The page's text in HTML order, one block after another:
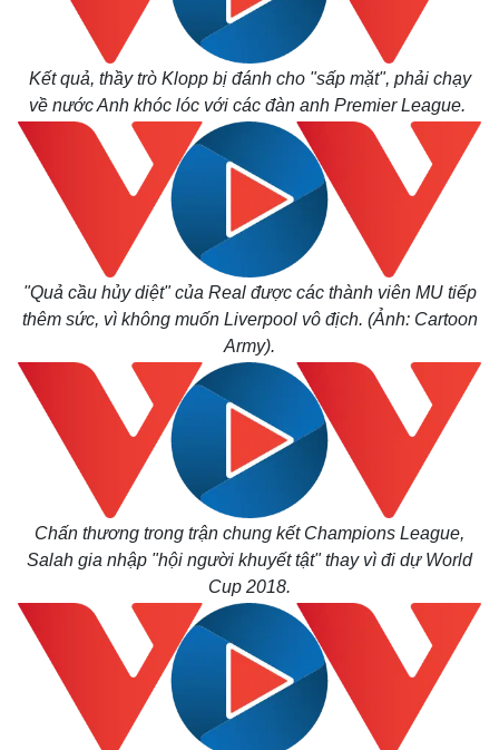
Thế giới
Quan sát
Cuộc sống đó đây
Hồ sơ
Multimedia
Video
Ảnh
E-Magazine
Infographic
Kết quả, thầy trò Klopp bị đánh cho "sấp mặt", phải chạy
về nước Anh khóc lóc với các đàn anh Premier League.
"Quả cầu hủy diệt" của Real được các thành viên MU tiếp
thêm sức, vì không muốn Liverpool vô địch. (Ảnh: Cartoon
Army).
Chấn thương trong trận chung kết Champions League,
Salah gia nhập "hội người khuyết tật" thay vì đi dự World
Cup 2018.